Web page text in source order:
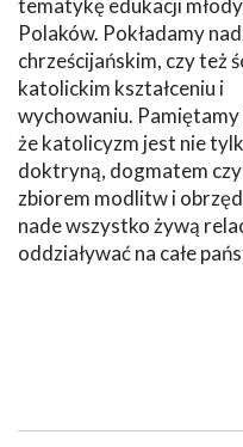
Polaków. Pokładamy
chrześcijańskim, czy też
katolickim kształceniu i
wychowaniu. Pamiętamy
że katolicyzm jest nie
doktryną, dogmatem
zbiorem modlitw i
nade wszystko żywą
oddziaływać na całe